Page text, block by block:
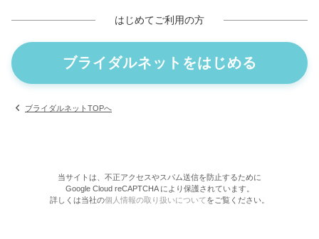
はじめてご利用の方
ブライダルネットをはじめる
ブライダルネットTOPへ
当サイトは、不正アクセスやスパム送信を防止するために
Google Cloud reCAPTCHA により保護されています。
詳しくは当社の個人情報の取り扱いについてをご覧ください。